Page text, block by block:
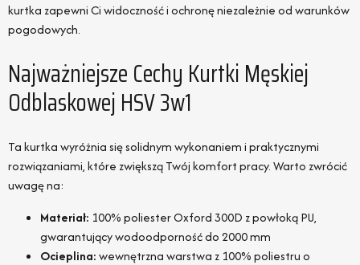
kurtka zapewni Ci widoczność i ochronę niezależnie od warunków
pogodowych.
Najważniejsze Cechy Kurtki Męskiej
Odblaskowej HSV 3w1
Ta kurtka wyróżnia się solidnym wykonaniem i praktycznymi
rozwiązaniami, które zwiększą Twój komfort pracy. Warto zwrócić
uwagę na:
Materiał: 100% poliester Oxford 300D z powłoką PU,
gwarantujący wodoodporność do 2000 mm
Ocieplina:wewnętrzna warstwa z 100% poliestru o